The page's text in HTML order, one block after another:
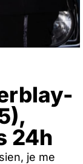
24h
je me